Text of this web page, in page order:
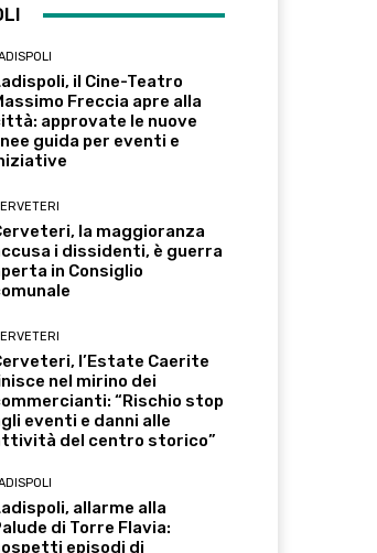
il Cine-Teatro
Freccia apre alla
approvate le nuove
guida per eventi e
la maggioranza
i dissidenti, è guerra
in Consiglio
l’Estate Caerite
nel mirino dei
“Rischio stop
eventi e danni alle
del centro storico”
allarme alla
di Torre Flavia:
episodi di